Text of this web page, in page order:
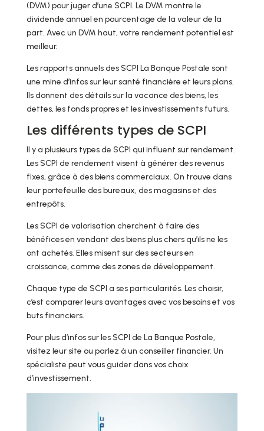
(DVM) pour juger d’une SCPI. Le DVM montre le
dividende annuel en pourcentage de la valeur de la
part. Avec un DVM haut, votre rendement potentiel est
meilleur.
Les rapports annuels des SCPI La Banque Postale sont
une mine d’infos sur leur santé financière et leurs plans.
Ils donnent des détails sur la vacance des biens, les
dettes, les fonds propres et les investissements futurs.
Les différents types de SCPI
Il y a plusieurs types de SCPI qui influent sur rendement.
Les SCPI de rendement visent à générer des revenus
fixes, grâce à des biens commerciaux. On trouve dans
leur portefeuille des bureaux, des magasins et des
entrepôts.
Les SCPI de valorisation cherchent à faire des
bénéfices en vendant des biens plus chers qu’ils ne les
ont achetés. Elles misent sur des secteurs en
croissance, comme des zones de développement.
Chaque type de SCPI a ses particularités. Les choisir,
c’est comparer leurs avantages avec vos besoins et vos
buts financiers.
Pour plus d’infos sur les SCPI de La Banque Postale,
visitez leur site ou parlez à un conseiller financier. Un
spécialiste peut vous guider dans vos choix
d’investissement.